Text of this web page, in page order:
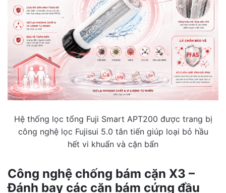
Hệ thống lọc tổng Fuji Smart APT200 được trang bị
công nghệ lọc Fujisui 5.0 tân tiến giúp loại bỏ hầu
hết vi khuẩn và cặn bẩn
Công nghệ chống bám cặn X3 –
Đánh bay các cặn bám cứng đầu